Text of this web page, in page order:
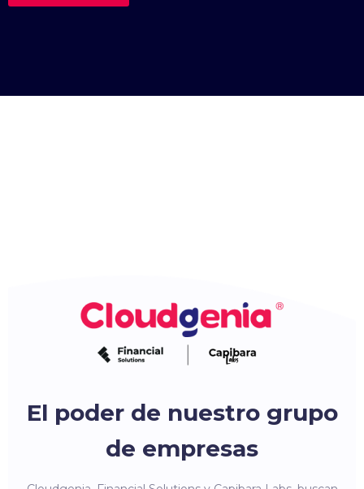
El poder de nuestro grupo
de empresas